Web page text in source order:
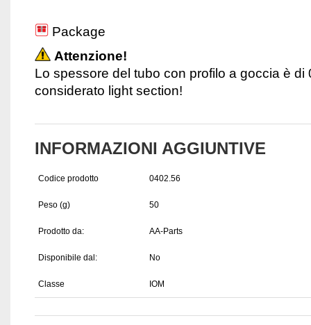
Package
Attenzione!
Lo spessore del tubo con profilo a goccia è di
considerato light section!
INFORMAZIONI AGGIUNTIVE
Codice prodotto 0402.56
Peso (g) 50
Prodotto da: AA-Parts
Disponibile dal: No
Classe IOM